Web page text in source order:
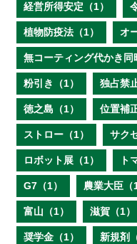
経営所得安定（1）
植物防疫法（1） オ
無コーティング代かき同
粉引き（1） 独占禁
徳之島（1） 位置補
ストロー（1） サク
ロボット展（1） ト
G7（1） 農業大臣（1
富山（1） 滋賀（1）
奨学金（1） 新規剤